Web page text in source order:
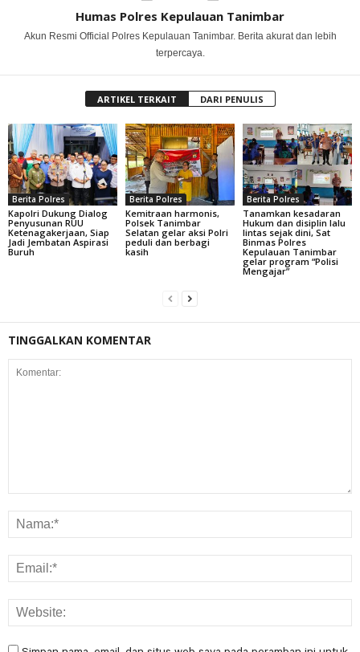
Humas Polres Kepulauan Tanimbar
Akun Resmi Official Polres Kepulauan Tanimbar. Berita akurat dan lebih
terpercaya.
ARTIKEL TERKAIT DARI PENULIS
Berita Polres
Kapolri Dukung Dialog
Penyusunan RUU
Ketenagakerjaan, Siap
Jadi Jembatan Aspirasi
Buruh
Berita Polres
Kemitraan harmonis,
Polsek Tanimbar
Selatan gelar aksi Polri
peduli dan berbagi
kasih
Berita Polres
Tanamkan kesadaran
Hukum dan disiplin lalu
lintas sejak dini, Sat
Binmas Polres
Kepulauan Tanimbar
gelar program “Polisi
Mengajar”
TINGGALKAN KOMENTAR